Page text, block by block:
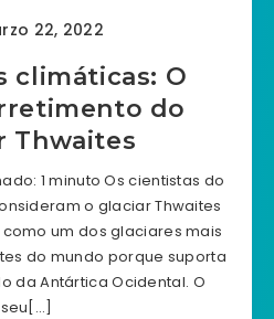
22, 2022
climáticas: O
do
Thwaites
1 minuto Os cientistas do
o glaciar Thwaites
um dos glaciares mais
do mundo porque suporta
da Antártica Ocidental. O
seu[…]